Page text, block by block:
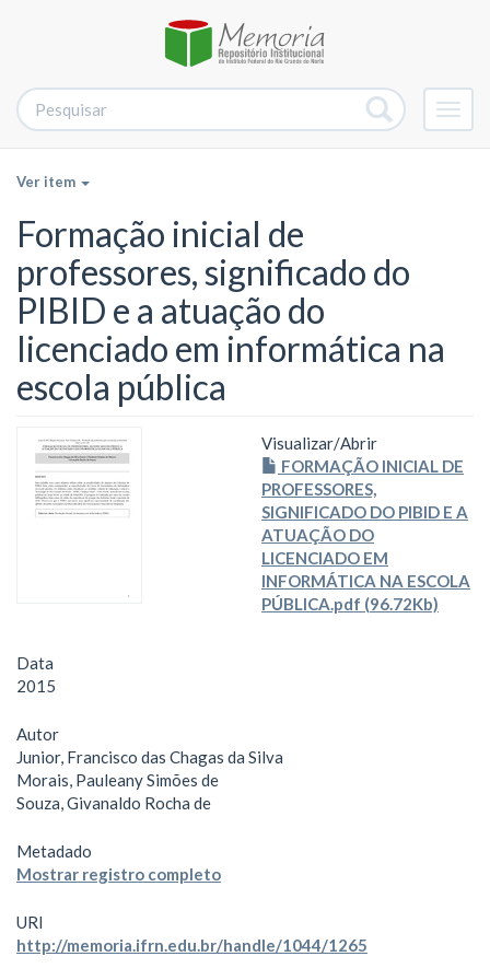
Ver item
Formação inicial de
professores, significado do
PIBID e a atuação do
licenciado em informática na
escola pública
Visualizar/Abrir
FORMAÇÃO INICIAL DE
PROFESSORES,
SIGNIFICADO DO PIBID E A
ATUAÇÃO DO
LICENCIADO EM
INFORMÁTICA NA ESCOLA
PÚBLICA.pdf (96.72Kb)
Data
2015
Autor
Junior, Francisco das Chagas da Silva
Morais, Pauleany Simões de
Souza, Givanaldo Rocha de
Metadado
Mostrar registro completo
URI
http://memoria.ifrn.edu.br/handle/1044/1265